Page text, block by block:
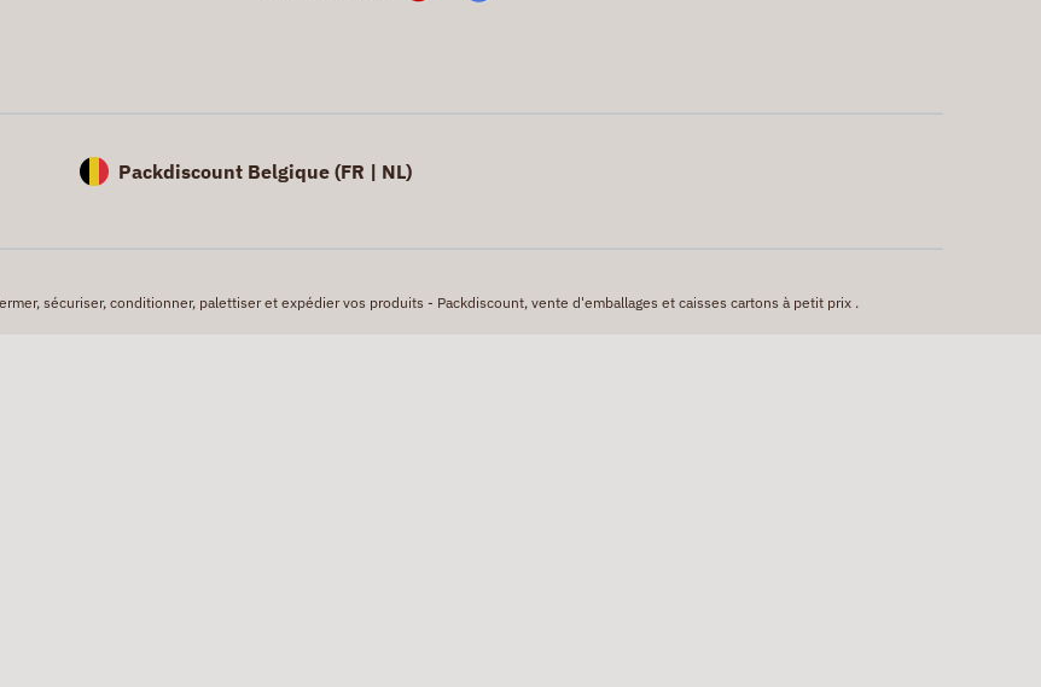
Packdiscount Belgique (FR | NL)
sécuriser, conditionner, palettiser et expédier vos produits - Packdiscount, vente d'emballages et caisses cartons à petit prix .